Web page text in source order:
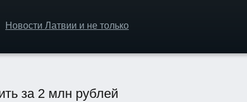
Новости Латвии и не только
за 2 млн рублей